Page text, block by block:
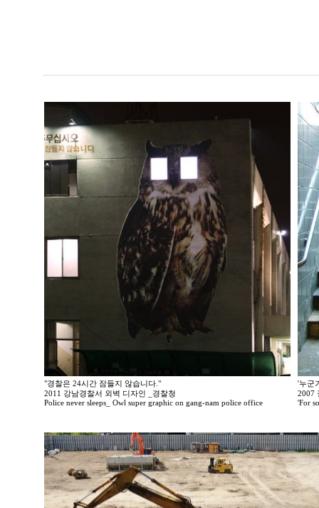
"경찰은 24시간 잠들지 않습니다."
2011 강남경찰서 외벽 디자인 _경찰청
Police never sleeps_ Owl super graphic on gang-nam police office
'누군
2007
'For